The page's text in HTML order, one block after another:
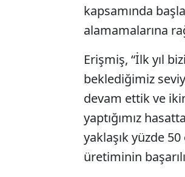
kapsamında
alamamalarına
Erişmiş, “İlk yıl
beklediğimiz
devam ettik ve
yaptığımız
yaklaşık yüzde
üretiminin